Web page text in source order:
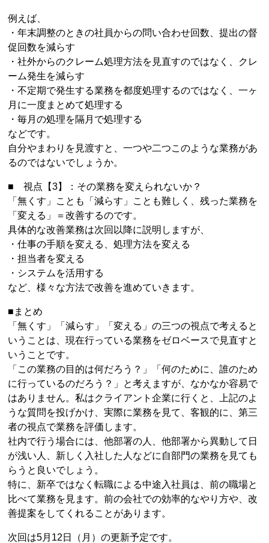
例えば、
・年末調整のときの社員からの問い合わせ回数、提出の督
促回数を減らす
・社外からのクレーム処理方法を見直すのではなく、クレ
ーム発生を減らす
・不定期で発生する業務を都度処理するのではなく、一ヶ
月に一度まとめて処理する
・毎月の処理を隔月で処理する
などです。
自分やまわりを見渡すと、一つや二つこのような業務があ
るのではないでしょうか。
■ 視点【3】：その業務を変えられないか？
「無くす」ことも「減らす」ことも難しく、残った業務を
「変える」＝改善するのです。
具体的な改善業務は次回以降に説明しますが、
・仕事の手順を変える、処理方法を変える
・担当者を変える
・システムを活用する
など、様々な方法で改善を進めていきます。
■まとめ
「無くす」「減らす」「変える」の三つの視点で考えると
いうことは、現在行っている業務をゼロベースで見直すと
いうことです。
「この業務の目的は何だろう？」「何のために、誰のため
に行っているのだろう？」と考えますが、なかなか容易で
はありません。私はクライアント企業に行くと、上記のよ
うな質問を投げかけ、実際に業務を見て、客観的に、第三
者の視点で業務を評価します。
社内で行う場合には、他部署の人、他部署から異動して日
が浅い人、新しく入社した人などに自部門の業務を見ても
らうと良いでしょう。
特に、新卒ではなく転職による中途入社員は、前の職場と
比べて業務を見ます。前の会社での効率的なやり方や、改
善提案をしてくれることがあります。
次回は5月12日（月）の更新予定です。